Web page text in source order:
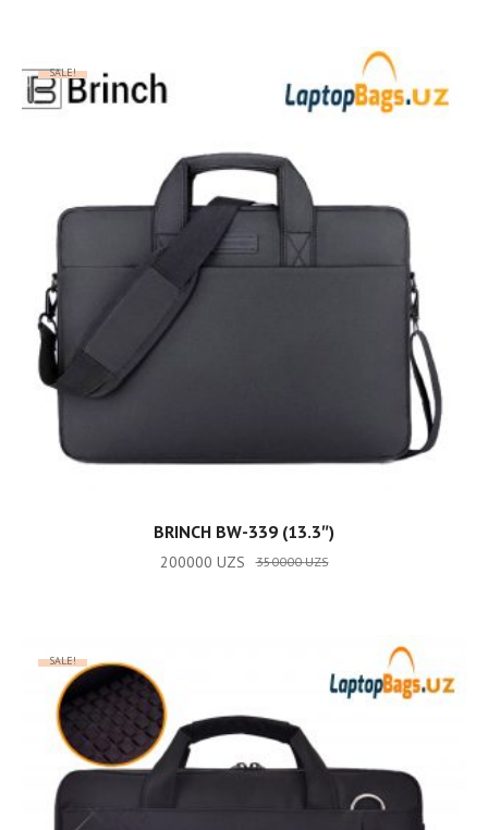
SALE!
ADD TO CART
BRINCH BW-339 (13.3″)
350000UZS
200000 UZS
SALE!